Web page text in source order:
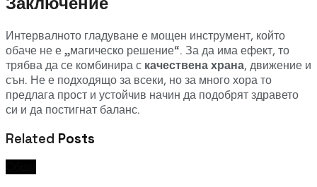
Интервалното гладуване е мощен инструмент, който
обаче не е „магическо решение“. За да има ефект, то
трябва да се комбинира с качествена храна, движение и
сън. Не е подходящо за всеки, но за много хора то
предлага прост и устойчив начин да подобрят здравето
си и да постигнат баланс.
Related Posts